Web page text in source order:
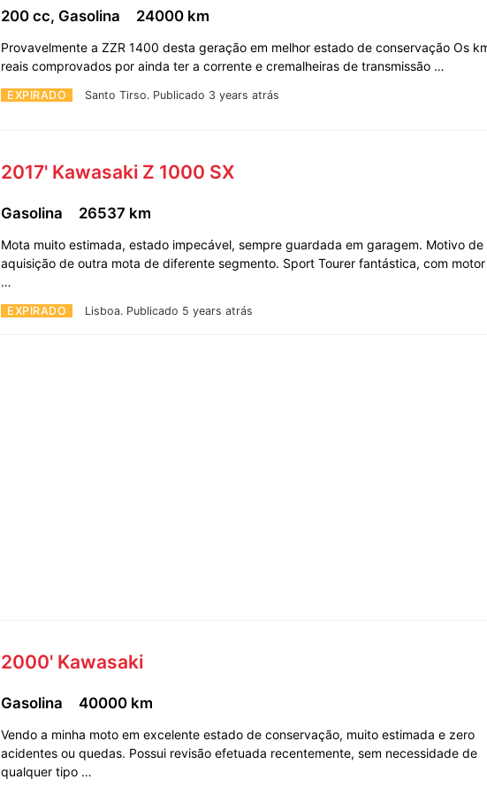
EXPIRADO Santo Tirso. Publicado 3 years atrás
200 cc, Gasolina 24000 km
Provavelmente a ZZR 1400 desta geração em melhor estado de conservação Os
reais comprovados por ainda ter a corrente e cremalheiras de transmissão …
2017' Kawasaki Z 1000 SX
EXPIRADO Lisboa. Publicado 5 years atrás
Gasolina 26537 km
Mota muito estimada, estado impecável, sempre guardada em garagem. Motivo de
aquisição de outra mota de diferente segmento. Sport Tourer fantástica, com
…
2000' Kawasaki
Gasolina 40000 km
Vendo a minha moto em excelente estado de conservação, muito estimada e zero
acidentes ou quedas. Possui revisão efetuada recentemente, sem necessidade de
qualquer tipo …